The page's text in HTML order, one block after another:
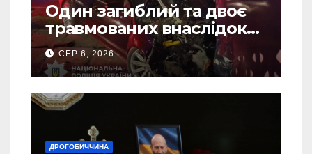
Один загиблий та двоє
травмованих внаслідок
ДТП на Самбірщині
СЕР 6, 2026
ДРОГОБИЧЧИНА